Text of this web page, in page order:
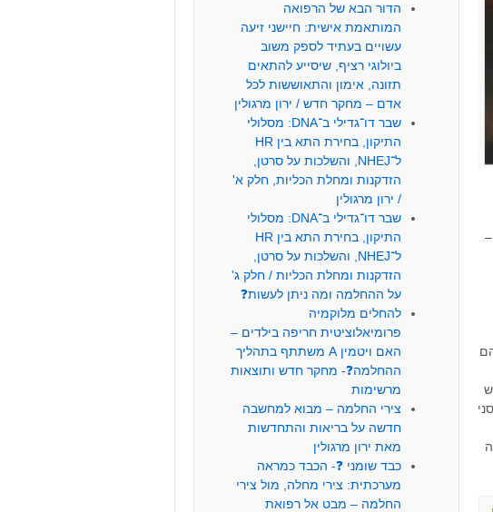
הדור הבא של הרפואה
המותאמת אישית: חיישני זיעה
עשויים בעתיד לספק משוב
ביולוגי רציף, שיסייע להתאים
תזונה, אימון והתאוששות לכל
אדם – מחקר חדש / ירון מרגולין
שבר דו־גדילי ב־DNA: מסלולי
התיקון, בחירת התא בין HR
ל־NHEJ, והשלכות על סרטן,
הזדקנות ומחלת הכליות, חלק א'
/ ירון מרגולין
שבר דו־גדילי ב־DNA: מסלולי
התיקון, בחירת התא בין HR
ל־NHEJ, והשלכות על סרטן,
הזדקנות ומחלת הכליות / חלק ג'
על ההחלמה ומה ניתן לעשות❓
להחלים מלוקמיה
פרומיאלוציטית חריפה בילדים –
האם ויטמין A משתתף בתהליך
ההחלמה❓- מחקר חדש ותוצאות
מרשימות
צירי החלמה – מבוא למחשבה
חדשה על בריאות והתחדשות
מאת ירון מרגולין
כבד שומני ❓- הכבד כמראה
מערכתית: צירי מחלה, מול צירי
החלמה – מבט אל רפואת